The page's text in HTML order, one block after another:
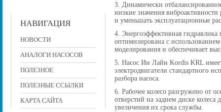
НАВИГАЦИЯ
НОВОСТИ
АНАЛОГИ НАСОСОВ
ПОЛЕЗНОЕ
ПОЛЕЗНЫЕ ССЫЛКИ
КАРТА САЙТА
3. Динамически
низкие значения виброактивности
и уменьшать эксплуатационные
4. Энергоэффективная
оптимизирована с
моделирования и обеспечивает
5. Насос Ин Лайн Kordis KRL
электродвигатели стандартного
разбора насоса.
6. Рабочее колесо разгружено от
отверстий на заднем диске
увеличения их срока службы.